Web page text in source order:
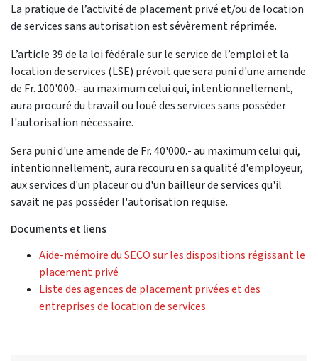
La pratique de l’activité de placement privé et/ou de location
de services sans autorisation est sévèrement réprimée.
L’article 39 de la loi fédérale sur le service de l’emploi et la
location de services (LSE) prévoit que sera puni d'une amende
de Fr. 100'000.- au maximum celui qui, intentionnellement,
aura procuré du travail ou loué des services sans posséder
l'autorisation nécessaire.
Sera puni d'une amende de Fr. 40'000.- au maximum celui qui,
intentionnellement, aura recouru en sa qualité d'employeur,
aux services d'un placeur ou d'un bailleur de services qu'il
savait ne pas posséder l'autorisation requise.
Documents et liens
Aide-mémoire du SECO sur les dispositions régissant le
placement privé
Liste des agences de placement privées et des
entreprises de location de services